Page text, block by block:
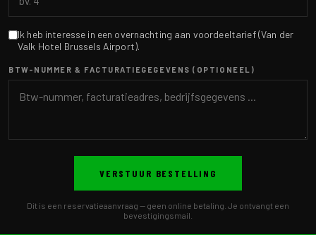
Ik heb interesse in een overnachting aan voordeeltarief (Van der
Valk Hotel Brussels Airport).
BTW-NUMMER & FACTURATIEGEGEVENS (OPTIONEEL)
VERSTUUR BESTELLING
Dit is een reservatieaanvraag — geen online betaling. Je ontvangt een
bevestigingsmail.